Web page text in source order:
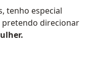
tenho especial
pretendo direcionar